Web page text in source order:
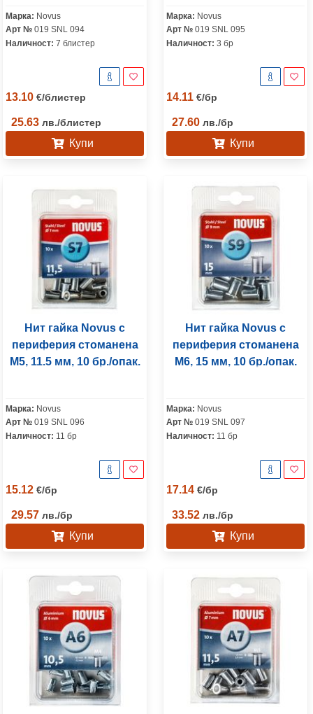
Марка: Novus
Арт № 019 SNL 094
Наличност: 7 блистер
13.10 €/блистер
25.63 лв./блистер
Купи
Марка: Novus
Арт № 019 SNL 095
Наличност: 3 бр
14.11 €/бр
27.60 лв./бр
Купи
Нит гайка Novus с
периферия стоманена
M5, 11.5 мм, 10 бр./опак.
Марка: Novus
Арт № 019 SNL 096
Наличност: 11 бр
15.12 €/бр
29.57 лв./бр
Купи
Нит гайка Novus с
периферия стоманена
M6, 15 мм, 10 бр./опак.
Марка: Novus
Арт № 019 SNL 097
Наличност: 11 бр
17.14 €/бр
33.52 лв./бр
Купи